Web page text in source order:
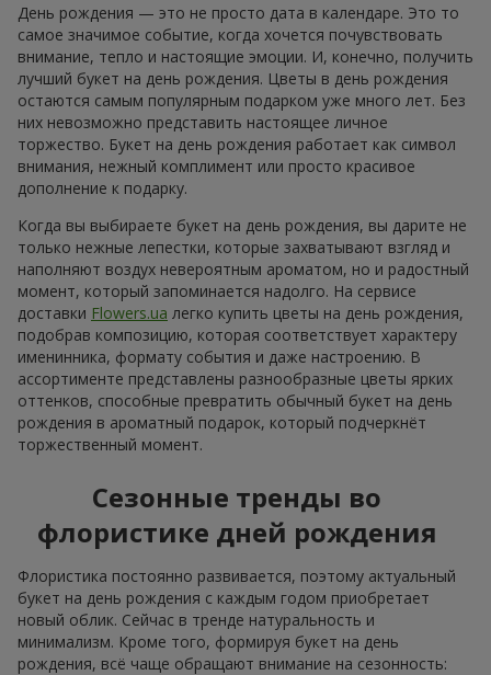
День рождения — это не просто дата в календаре. Это то
самое значимое событие, когда хочется почувствовать
внимание, тепло и настоящие эмоции. И, конечно, получить
лучший букет на день рождения. Цветы в день рождения
остаются самым популярным подарком уже много лет. Без
них невозможно представить настоящее личное
торжество. Букет на день рождения работает как символ
внимания, нежный комплимент или просто красивое
дополнение к подарку.
Когда вы выбираете букет на день рождения, вы дарите не
только нежные лепестки, которые захватывают взгляд и
наполняют воздух невероятным ароматом, но и радостный
момент, который запоминается надолго. На сервисе
доставки Flowers.ua легко купить цветы на день рождения,
подобрав композицию, которая соответствует характеру
именинника, формату события и даже настроению. В
ассортименте представлены разнообразные цветы ярких
оттенков, способные превратить обычный букет на день
рождения в ароматный подарок, который подчеркнёт
торжественный момент.
Сезонные тренды во
флористике дней рождения
Флористика постоянно развивается, поэтому актуальный
букет на день рождения с каждым годом приобретает
новый облик. Сейчас в тренде натуральность и
минимализм. Кроме того, формируя букет на день
рождения, всё чаще обращают внимание на сезонность: